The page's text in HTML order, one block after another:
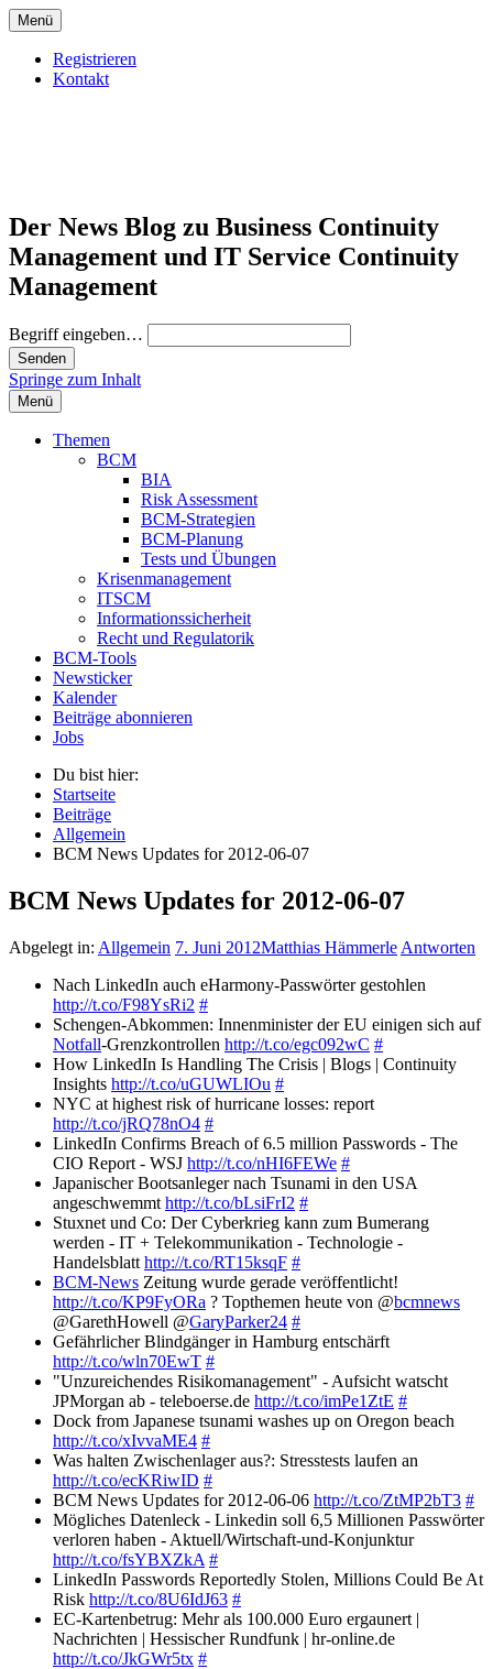
Menü
Registrieren
Kontakt
Der News Blog zu Business Continuity
Management und IT Service Continuity
Management
Begriff eingeben…
Springe zum Inhalt
Menü
Themen
BCM
BIA
Risk Assessment
BCM-Strategien
BCM-Planung
Tests und Übungen
Krisenmanagement
ITSCM
Informationssicherheit
Recht und Regulatorik
BCM-Tools
Newsticker
Kalender
Beiträge abonnieren
Jobs
Du bist hier:
Startseite
Beiträge
Allgemein
BCM News Updates for 2012-06-07
BCM News Updates for 2012-06-07
Abgelegt in: Allgemein 7. Juni 2012Matthias Hämmerle Antworten
Nach LinkedIn auch eHarmony-Passwörter gestohlen
http://t.co/F98YsRi2 #
Schengen-Abkommen: Innenminister der EU einigen sich auf
Notfall-Grenzkontrollen http://t.co/egc092wC #
How LinkedIn Is Handling The Crisis | Blogs | Continuity
Insights http://t.co/uGUWLIOu #
NYC at highest risk of hurricane losses: report
http://t.co/jRQ78nO4 #
LinkedIn Confirms Breach of 6.5 million Passwords - The
CIO Report - WSJ http://t.co/nHI6FEWe #
Japanischer Bootsanleger nach Tsunami in den USA
angeschwemmt http://t.co/bLsiFrI2 #
Stuxnet und Co: Der Cyberkrieg kann zum Bumerang
werden - IT + Telekommunikation - Technologie -
Handelsblatt http://t.co/RT15ksqF #
BCM-News Zeitung wurde gerade veröffentlicht!
http://t.co/KP9FyORa ? Topthemen heute von @bcmnews
@GarethHowell @GaryParker24 #
Gefährlicher Blindgänger in Hamburg entschärft
http://t.co/wln70EwT #
"Unzureichendes Risikomanagement" - Aufsicht watscht
JPMorgan ab - teleboerse.de http://t.co/imPe1ZtE #
Dock from Japanese tsunami washes up on Oregon beach
http://t.co/xIvvaME4 #
Was halten Zwischenlager aus?: Stresstests laufen an
http://t.co/ecKRiwID #
BCM News Updates for 2012-06-06 http://t.co/ZtMP2bT3 #
Mögliches Datenleck - Linkedin soll 6,5 Millionen Passwörter
verloren haben - Aktuell/Wirtschaft-und-Konjunktur
http://t.co/fsYBXZkA #
LinkedIn Passwords Reportedly Stolen, Millions Could Be At
Risk http://t.co/8U6IdJ63 #
EC-Kartenbetrug: Mehr als 100.000 Euro ergaunert |
Nachrichten | Hessischer Rundfunk | hr-online.de
http://t.co/JkGWr5tx #